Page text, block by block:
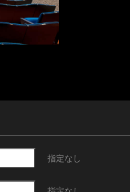
指定なし